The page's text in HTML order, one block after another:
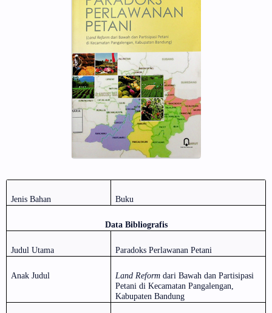
Jenis Bahan Buku
Data Bibliografis
Judul Utama Paradoks Perlawanan Petani
Anak Judul Land Reformdari Bawah dan Partisipasi
Petani di Kecamatan Pangalengan,
Kabupaten Bandung